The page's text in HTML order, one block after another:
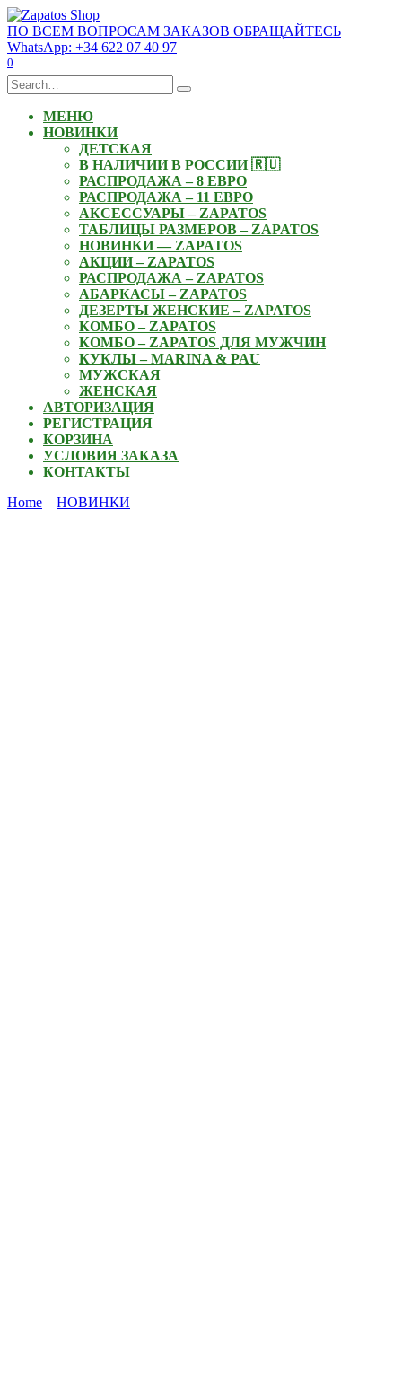
Skip
to
content
ПО ВСЕМ ВОПРОСАМ ЗАКАЗОВ ОБРАЩАЙТЕСЬ
WhatsApp: +34 622 07 40 97
0
Search
for:
МЕНЮ
НОВИНКИ
ДЕТСКАЯ
В НАЛИЧИИ В РОССИИ 🇷🇺
РАСПРОДАЖА – 8 ЕВРО
РАСПРОДАЖА – 11 ЕВРО
АКСЕССУАРЫ – ZAPATOS
ТАБЛИЦЫ РАЗМЕРОВ – ZAPATOS
НОВИНКИ — ZAPATOS
АКЦИИ – ZAPATOS
РАСПРОДАЖА – ZAPATOS
АБАРКАСЫ – ZAPATOS
ДЕЗЕРТЫ ЖЕНСКИЕ – ZAPATOS
КОМБО – ZAPATOS
КОМБО – ZAPATOS ДЛЯ МУЖЧИН
КУКЛЫ – MARINA & PAU
МУЖСКАЯ
ЖЕНСКАЯ
АВТОРИЗАЦИЯ
РЕГИСТРАЦИЯ
КОРЗИНА
УСЛОВИЯ ЗАКАЗА
КОНТАКТЫ
Home
НОВИНКИ